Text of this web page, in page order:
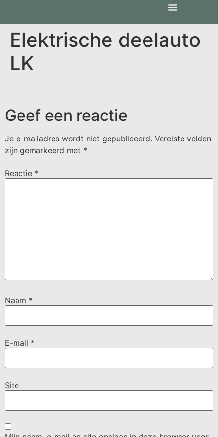
Elektrische deelauto
LK
Geef een reactie
Je e-mailadres wordt niet gepubliceerd. Vereiste velden
zijn gemarkeerd met *
Reactie *
Naam *
E-mail *
Site